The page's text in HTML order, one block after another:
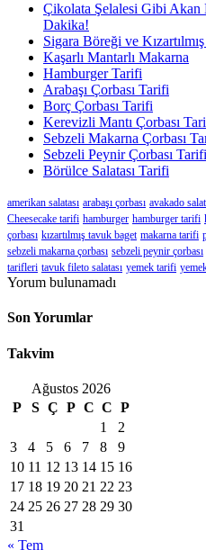
Çikolata Şelalesi Gibi Akan
Dakika!
Sigara Böreği ve
Kaşarlı Mantarlı Makarna
Hamburger Tarifi
Arabaşı Çorbası Tarifi
Borç Çorbası Tarifi
Kerevizli Mantı Çorbası
Sebzeli Makarna Çorbası
Sebzeli Peynir Çorbası Tarifi
Börülce Salatası Tarifi
amerikan salatası arabaşı çorbası avakado
Cheesecake tarifi hamburger hamburger tarifi
çorbası kızartılmış tavuk baget makarna tarifi
sebzeli makarna çorbası sebzeli peynir çorbası
tarifleri tavuk fileto salatası yemek tarifi
Yorum bulunamadı
Son Yorumlar
Takvim
Ağustos 2026
P
S Ç P C C P
1
2
3
4 5 6 7 8
9
10 11 12 13 14 15 16
17 18 19 20 21 22 23
24 25 26 27 28 29 30
31
« Tem